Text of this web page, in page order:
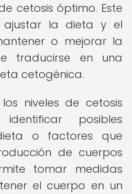
cetosis óptimo. Este
ajustar la dieta y el
o mejorar la
traducirse en una
cetogénica.
niveles de cetosis
posibles
o factores que
de cuerpos
tomar medidas
el cuerpo en un